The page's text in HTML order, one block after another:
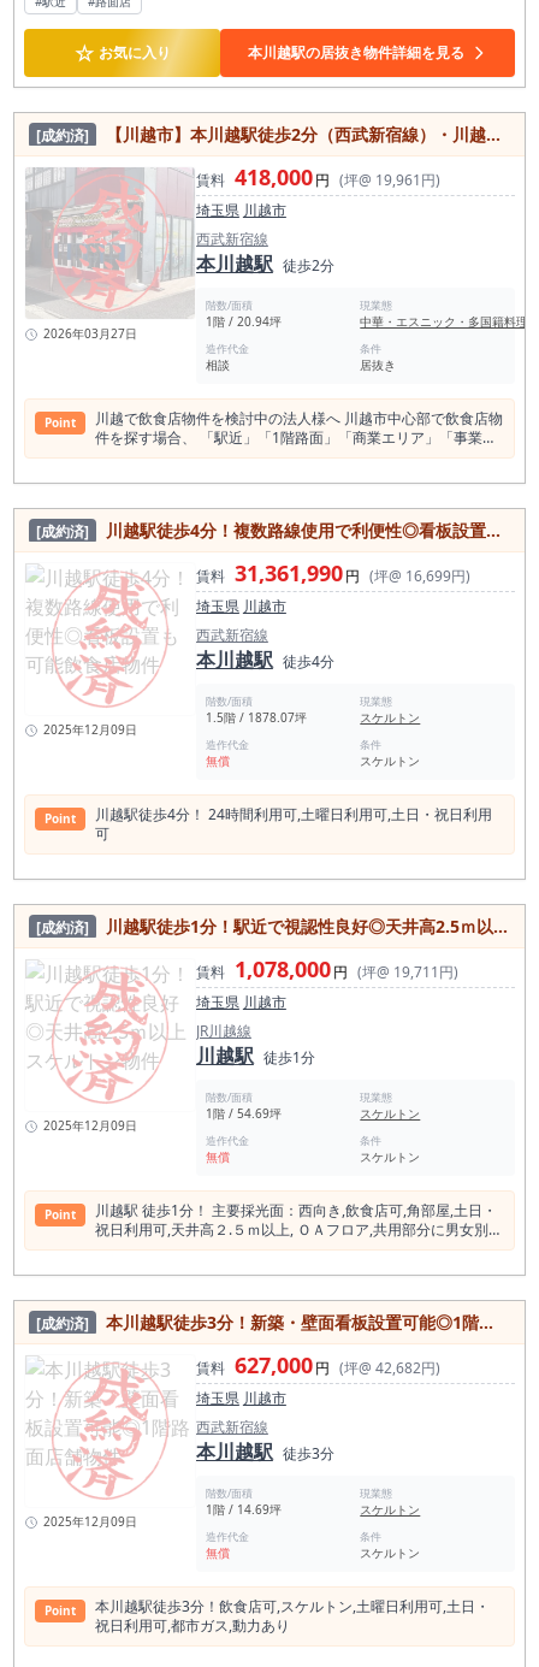
や美容室などのテナントが入居しています。 本物件は、既存の
内装や厨房設備を引き継ぐことができる「居抜き」での引き渡
しとなります。 スケルトンから内装工事を行う場合と比較し
て、初期費用や施工期間を抑えて出店準備を進めることが可能
です。 図面やネット上の情報だけでは、周辺の人通りの状況
や、残置された厨房機器の配置・仕様、店内の広さなどは把握
しきれません。 周辺の通行状況や既存設備の状況について、ぜ
ひ一度現地で実際にご確認ください。 飲食店での独立開業や移
転をご検討の事業者様からの内見予約・お問い合わせをお待ち
しております。
☆ お気に入り 本川越駅の居抜き物件詳細を見る
[成約済] 【川越市】本川越駅徒歩2分（西武新宿線）・川越駅徒歩8分（JR川越線・東武東上線）／角地1階路面20坪飲食店テナント／賃料41.8万円／クレアモール至近・観光導線立地
2026年03月27日
賃料 418,000円 (坪@ 19,961円)
埼玉県 川越市
西武新宿線
本川越駅 徒歩2分
階数/面積
1階 / 20.94坪
現業態
中華・エスニック・多国籍料理
造作代金
相談
条件
居抜き
Point
川越で飲食店物件を検討中の法人様へ 川越市中心部で飲食店物
件を探す場合、 「駅近」「1階路面」「商業エリア」「事業用
賃貸」という条件が重要視されます。 本物件は川越エリアで飲
ナントを検討中の企業様は、 まずは現地をご確認ください。
川越市内で 駅近の飲食店物件 1階路面の店舗物件 角地の事業
用賃貸 20坪前後の飲食店テナント 商業エリア内の店舗 を条件
に探されている場合、本物件は主要検索条件に合致します。 本
川越駅徒歩2分｜川越駅徒歩8分の2駅利用可能立地 西武新宿線
「本川越駅」徒歩2分。 2024年度1日平均乗降人員約49,020
人。西武鉄道全92駅中17位の主要駅です。 加えて、JR川越
線・東武東上線「川越駅」徒歩8分。 JR・東武合計で約19万人
規模の乗降客数を誇る川越エリアの交通結節点です。 本川越駅
周辺・川越駅周辺で飲食店物件を探す際に重要とされる「駅
近」「商業導線上」の条件を満たしています。 川越市中心商業
エリア｜クレアモール至近の1階路面店舗 本物件は川越市の商
業核「クレアモール」至近。 川越中心部で店舗物件を探す際に
性を確保しやすい立地特性。 川越で路面の飲食店物件を検討さ
れる法人様向けの区画です。 川越で20坪クラスの飲食店テナ
ント 面積は約20.94坪（69.22㎡）。 川越市で20坪前後の飲食
店向け店舗物件は供給数が限られています。 20坪クラスは 30
～45席設計 ランチ・ディナー両立型 法人多店舗展開向け とい
った運営モデルに対応しやすいサイズ感。 川越エリアで事業用
賃貸店舗を検討中の法人様に適した区画です。 川越エリアの飲
食市場環境 川越駅半径500m圏内の飲食店数は約375件（食べ
ログ登録ベース）。 川越は観光都市としての側面も持ち、蔵造
りの町並みや小江戸観光により来街者数が安定しています。 川
越市で飲食店物件を探す場合、 駅近 商業集積 観光導線 路面店
が主要条件となる傾向があります。 本物件はこれらの条件を満
たす区画です。 物件概要（事業用賃貸） 所在地：川越市中心
部 最寄駅：本川越駅徒歩2分／川越駅徒歩8分 面積：約20.94坪
賃料：41.8万円（税込） 用途：飲食店テナント 立地：川越中
心商業エリア 川越市で駅近の飲食店向け店舗物件をお探しの法
人様は、 まずは現地環境をご確認ください。
[成約済] 川越駅徒歩4分！複数路線使用で利便性◎看板設置も可能飲食店物件
2025年12月09日
賃料 31,361,990円 (坪@ 16,699円)
埼玉県 川越市
西武新宿線
本川越駅 徒歩4分
階数/面積
1.5階 / 1878.07坪
現業態
スケルトン
造作代金
無償
条件
スケルトン
Point
川越駅徒歩4分！ 24時間利⽤可,⼟曜⽇利⽤可,⼟⽇・祝⽇利⽤
可
[成約済] 川越駅徒歩1分！駅近で視認性良好◎天井高2.5ｍ以上スケルトン物件
2025年12月09日
賃料 1,078,000円 (坪@ 19,711円)
埼玉県 川越市
JR川越線
川越駅 徒歩1分
階数/面積
1階 / 54.69坪
現業態
スケルトン
造作代金
無償
条件
スケルトン
Point
川越駅 徒歩1分！ 主要採光⾯：⻄向き,飲⾷店可,⾓部屋,⼟⽇・
祝⽇利⽤可,天井⾼２.５ｍ以上, ＯＡフロア,共⽤部分に男⼥別ト
イレあり,エレベーター
[成約済] 本川越駅徒歩3分！新築・壁面看板設置可能◎1階路面店舗物件
2025年12月09日
賃料 627,000円 (坪@ 42,682円)
埼玉県 川越市
西武新宿線
本川越駅 徒歩3分
階数/面積
1階 / 14.69坪
現業態
スケルトン
造作代金
無償
条件
スケルトン
Point
本川越駅徒歩3分！飲⾷店可,スケルトン,⼟曜⽇利⽤可,⼟⽇・
祝⽇利⽤可,都市ガス,動⼒あり